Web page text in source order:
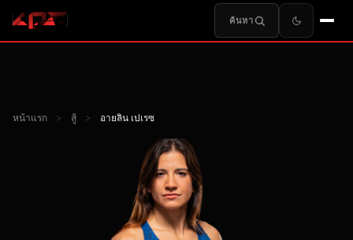
ค้นหา
หน้าแรก > สู้ > อายลิน เปเรซ